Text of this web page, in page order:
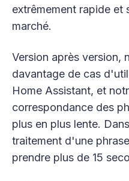
extrêmement rapide et
marché.
Version après version,
davantage de cas
Home Assistant, et
correspondance des
plus en plus lente.
traitement d'une
prendre plus de 15